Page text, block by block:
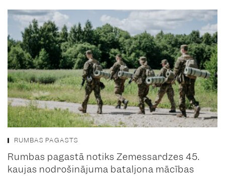
RUMBAS PAGASTS
Rumbas pagastā notiks Zemessardzes 45.
kaujas nodrošinājuma bataljona mācības